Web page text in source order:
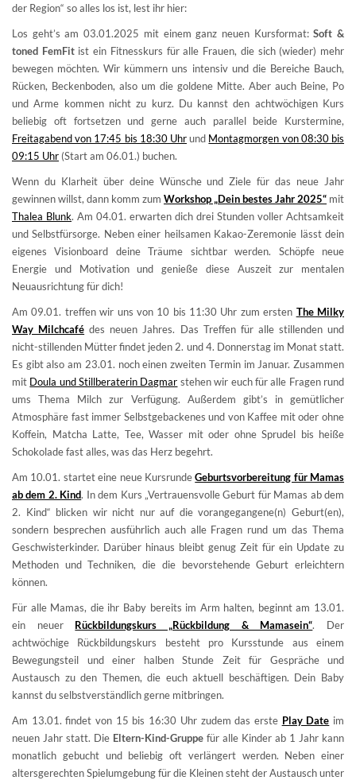
der Region“ so alles los ist, lest ihr hier:
Los geht’s am 03.01.2025 mit einem ganz neuen Kursformat:Soft &
toned FemFitist ein Fitnesskurs für alle Frauen, die sich (wieder) mehr
bewegen möchten. Wir kümmern uns intensiv und die Bereiche Bauch,
Rücken, Beckenboden, also um die goldene Mitte. Aber auch Beine, Po
und Arme kommen nicht zu kurz. Du kannst den achtwöchigen Kurs
beliebig oft fortsetzen und gerne auch parallel beide Kurstermine,
Freitagabend von 17:45 bis 18:30 Uhrund Montagmorgen von 08:30 bis
09:15 Uhr (Start am 06.01.) buchen.
Wenn du Klarheit über deine Wünsche und Ziele für das neue Jahr
gewinnen willst, dann komm zum Workshop „Dein bestes Jahr 2025“ mit
Thalea Blunk. Am 04.01. erwarten dich drei Stunden voller Achtsamkeit
und Selbstfürsorge. Neben einer heilsamen Kakao-Zeremonie lässt dein
eigenes Visionboard deine Träume sichtbar werden. Schöpfe neue
Energie und Motivation und genieße diese Auszeit zur mentalen
Neuausrichtung für dich!
Am 09.01. treffen wir uns von 10 bis 11:30 Uhr zum ersten The Milky
Way Milchcafé des neuen Jahres. Das Treffen für alle stillenden und
nicht-stillenden Mütter findet jeden 2. und 4. Donnerstag im Monat statt.
Es gibt also am 23.01. noch einen zweiten Termin im Januar. Zusammen
mit Doula und Stillberaterin Dagmar stehen wir euch für alle Fragen rund
ums Thema Milch zur Verfügung. Außerdem gibt’s in gemütlicher
Atmosphäre fast immer Selbstgebackenes und von Kaffee mit oder ohne
Koffein, Matcha Latte, Tee, Wasser mit oder ohne Sprudel bis heiße
Schokolade fast alles, was das Herz begehrt.
Am 10.01. startet eine neue KursrundeGeburtsvorbereitung für Mamas
ab dem 2. Kind. In dem Kurs „Vertrauensvolle Geburt für Mamas ab dem
2. Kind“ blicken wir nicht nur auf die vorangegangene(n) Geburt(en),
sondern besprechen ausführlich auch alle Fragen rund um das Thema
Geschwisterkinder. Darüber hinaus bleibt genug Zeit für ein Update zu
Methoden und Techniken, die die bevorstehende Geburt erleichtern
können.
Für alle Mamas, die ihr Baby bereits im Arm halten, beginnt am 13.01.
ein neuer Rückbildungskurs „Rückbildung & Mamasein“. Der
achtwöchige Rückbildungskurs besteht pro Kursstunde aus einem
Bewegungsteil und einer halben Stunde Zeit für Gespräche und
Austausch zu den Themen, die euch aktuell beschäftigen. Dein Baby
kannst du selbstverständlich gerne mitbringen.
Am 13.01. findet von 15 bis 16:30 Uhr zudem das erste Play Date im
neuen Jahr statt. Die Eltern-Kind-Gruppe für alle Kinder ab 1 Jahr kann
monatlich gebucht und beliebig oft verlängert werden. Neben einer
altersgerechten Spielumgebung für die Kleinen steht der Austausch unter